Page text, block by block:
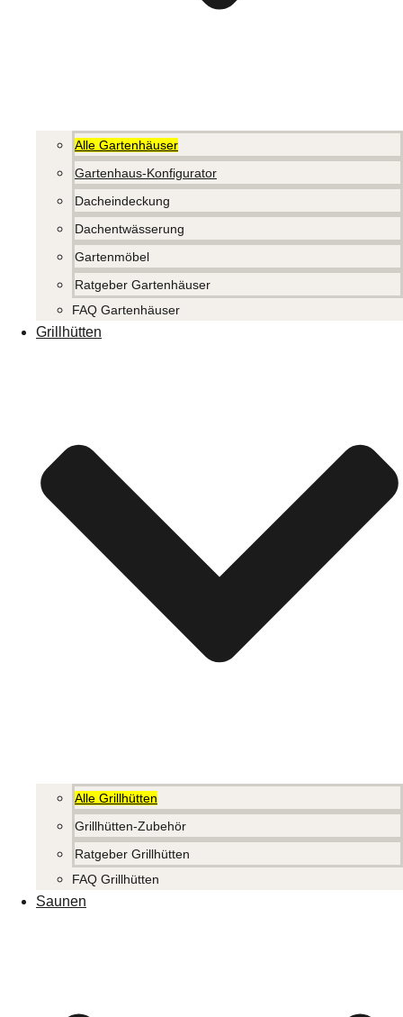
Alle Gartenhäuser
Gartenhaus-Konfigurator
Dacheindeckung
Dachentwässerung
Gartenmöbel
Ratgeber Gartenhäuser
FAQ Gartenhäuser
Grillhütten
Alle Grillhütten
Grillhütten-Zubehör
Ratgeber Grillhütten
FAQ Grillhütten
Saunen